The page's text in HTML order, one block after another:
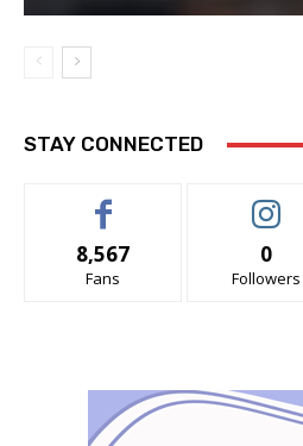
STAY CONNECTED
8,567
Fans
0
Followers